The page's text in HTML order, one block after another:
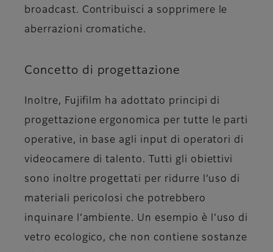
broadcast. Contribuisci a sopprimere le
aberrazioni cromatiche.
Concetto di progettazione
Inoltre, Fujifilm ha adottato principi di
progettazione ergonomica per tutte le parti
operative, in base agli input di operatori di
videocamere di talento. Tutti gli obiettivi
sono inoltre progettati per ridurre l’uso di
materiali pericolosi che potrebbero
inquinare l’ambiente. Un esempio è l’uso di
vetro ecologico, che non contiene sostanze